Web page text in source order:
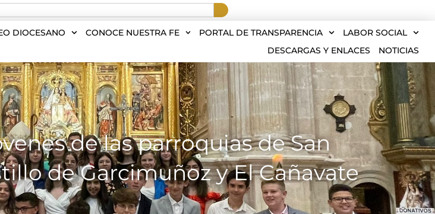
DIOCESANO CONOCE NUESTRA FE PORTAL DE TRANSPARENCIA
LABOR SOCIAL
DESCARGAS Y ENLACES
NOTICIAS
de las parroquias de San
de Garcimuñoz y El Cañavate